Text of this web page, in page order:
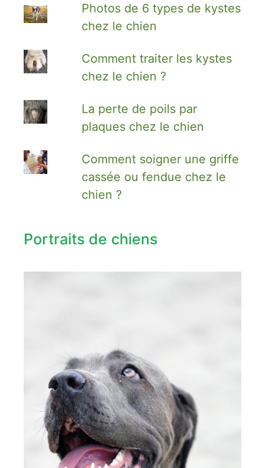
Photos de 6 types de kystes
chez le chien
Comment traiter les kystes
chez le chien ?
La perte de poils par
plaques chez le chien
Comment soigner une griffe
cassée ou fendue chez le
chien ?
Portraits de chiens